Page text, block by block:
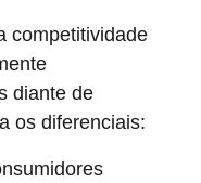
competitividade
diante de
os diferenciais: